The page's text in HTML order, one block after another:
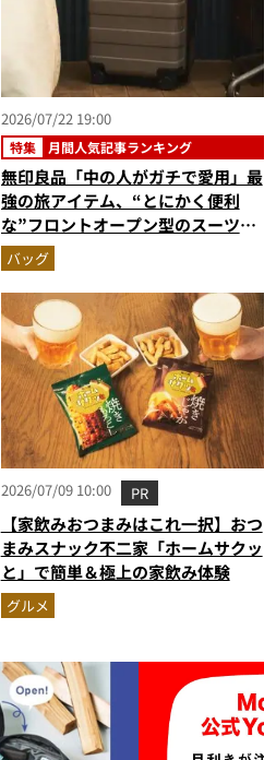
2026/07/22 19:00
特集 月間人気記事ランキング
無印良品「中の人がガチで愛用」最
強の旅アイテム、“とにかく便利
な”フロントオープン型のスーツケ
ース…ほか【旅バッグの人気記事ラ
ンキングベスト3】（2026年6月
版）
バッグ
2026/07/09 10:00 PR
【家飲みおつまみはこれ一択】おつ
まみスナック不二家「ホームサクッ
と」で簡単＆極上の家飲み体験
グルメ